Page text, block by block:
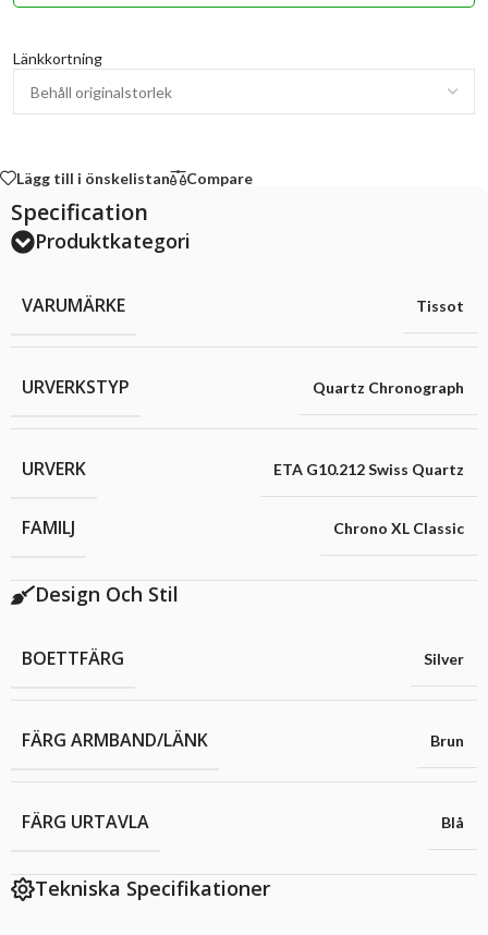
Länkkortning
Lägg till i önskelistan Compare
Specification
Produktkategori
VARUMÄRKE Tissot
URVERKSTYP Quartz Chronograph
URVERK ETA G10.212 Swiss Quartz
FAMILJ Chrono XL Classic
Design Och Stil
BOETTFÄRG Silver
FÄRG ARMBAND/LÄNK Brun
FÄRG URTAVLA Blå
Tekniska Specifikationer